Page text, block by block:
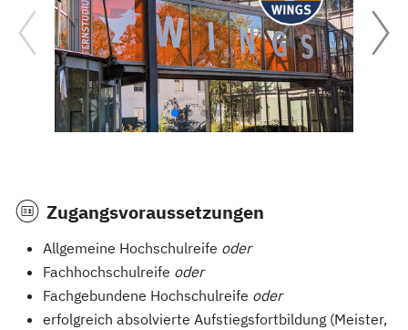
Zugangsvoraussetzungen
Allgemeine Hochschulreife oder
Fachhochschulreife oder
Fachgebundene Hochschulreife oder
erfolgreich absolvierte Aufstiegsfortbildung (Meister,